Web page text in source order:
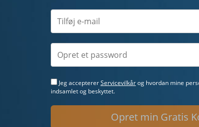
Jeg acceptererServicevilkårog hvordan mine
indsamlet og beskyttet.
Opret min Gratis